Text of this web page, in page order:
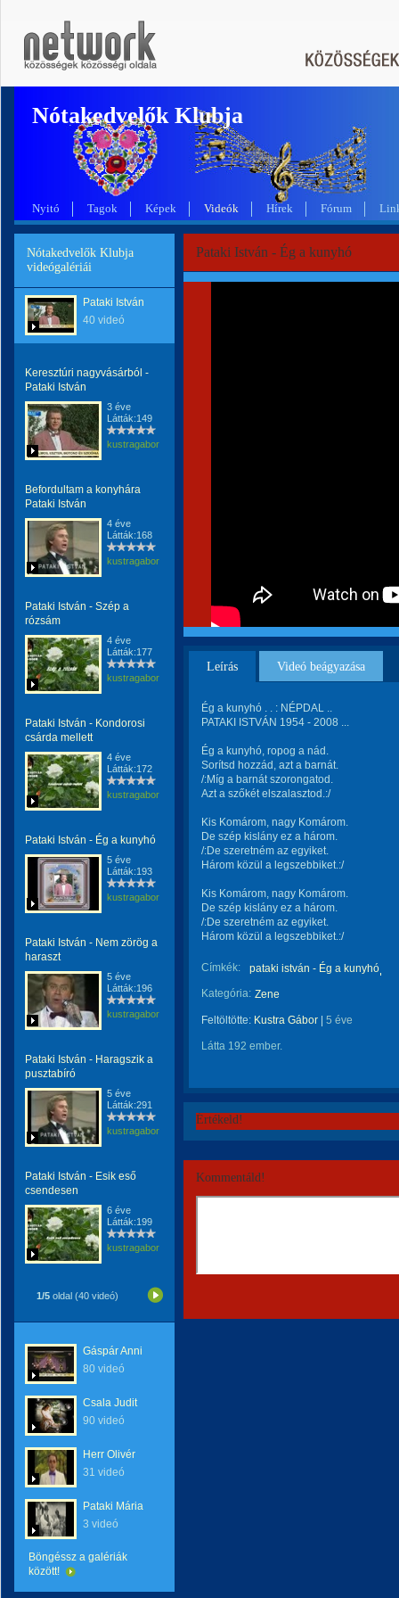
Nótakedvelők Klubja
Nyitó Tagok Képek Videók Hírek Fórum
Nótakedvelők Klubja
videógalériái
Pataki István
40 videó
Keresztúri nagyvásárból -
Pataki István
3 éve
Látták:149
kustragabor
Befordultam a konyhára
Pataki István
4 éve
Látták:168
kustragabor
Pataki István - Szép a
rózsám
4 éve
Látták:177
kustragabor
Pataki István - Kondorosi
csárda mellett
4 éve
Látták:172
kustragabor
Pataki István - Ég a kunyhó
5 éve
Látták:193
kustragabor
Pataki István - Nem zörög a
haraszt
5 éve
Látták:196
kustragabor
Pataki István - Haragszik a
pusztabíró
5 éve
Látták:291
kustragabor
Pataki István - Esik eső
csendesen
6 éve
Látták:199
kustragabor
1/5 oldal (40 videó)
Gáspár Anni
80 videó
Csala Judit
90 videó
Herr Olivér
31 videó
Pataki Mária
3 videó
Böngéssz a galériák
között!
Pataki István - Ég a kunyhó
Leírás Videó beágyazása
Ég a kunyhó . . : NÉPDAL ..
PATAKI ISTVÁN 1954 - 2008 ...
Ég a kunyhó, ropog a nád.
Sorítsd hozzád, azt a barnát.
/:Míg a barnát szorongatod.
Azt a szőkét elszalasztod.:/
Kis Komárom, nagy Komárom.
De szép kislány ez a három.
/:De szeretném az egyiket.
Három közül a legszebbiket.:/
Kis Komárom, nagy Komárom.
De szép kislány ez a három.
/:De szeretném az egyiket.
Három közül a legszebbiket.:/
Címkék:
pataki istván - Ég a kunyhó
Kategória: Zene
Feltöltötte: Kustra Gábor 5 éve
Látta 192 ember.
Értékeld!
Kommentáld!